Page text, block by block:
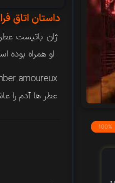
100%
داستان اتاق
ژان​ باتیست​
او همراه​
amoureux
عطر ها آدم را